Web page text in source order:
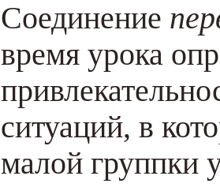
Соединение
время урока
ситуаций, в
малой группки